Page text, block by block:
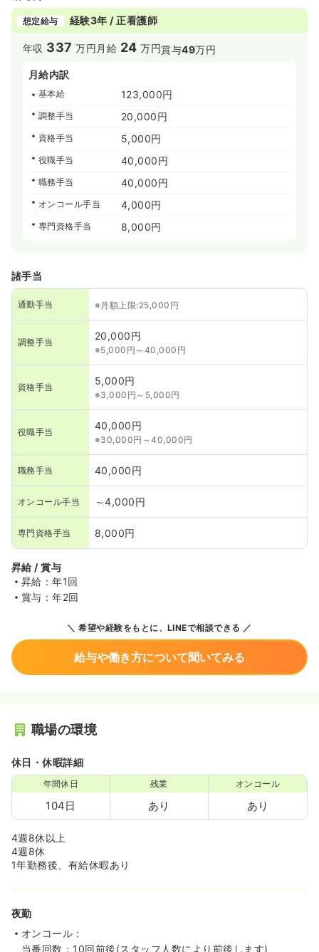
想定給与 経験3年 / 正看護師
年収 337 万円 月給 24 万円賞与49万円
月給内訳
基本給 123,000円
調整手当 20,000円
資格手当 5,000円
役職手当 40,000円
職務手当 40,000円
オンコール手当 4,000円
専門資格手当 8,000円
諸手当
通勤手当 ※月額上限:25,000円
調整手当
20,000円
※5,000円～40,000円
資格手当
5,000円
※3,000円～5,000円
役職手当
40,000円
※30,000円～40,000円
職務手当 40,000円
オンコール手当 ～4,000円
専門資格手当 8,000円
昇給 / 賞与
昇給：年1回
賞与：年2回
希望や経験をもとに、LINEで相談できる
給与や働き方について聞いてみる
職場の環境
休日・休暇詳細
年間休日
104日
残業
あり
オンコール
あり
4週8休以上
4週8休
1年勤務後、有給休暇あり
夜勤
オンコール：
当番回数：10回前後(スタッフ人数により前後します)